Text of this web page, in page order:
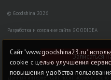
© Goodshina 2026
Разработка и создание сайта GOODIDEA
Записаться
Данный интернет-сайт носит
Сайт "www.goodshina23.ru"
cookie с целью улучшения
повышения удобства